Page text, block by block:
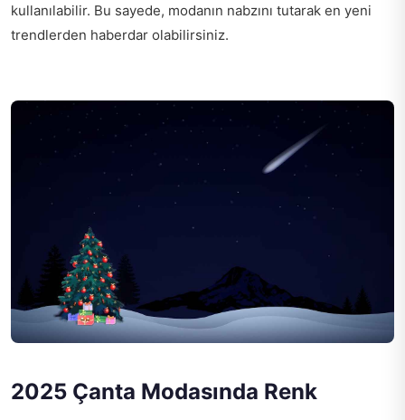
kullanılabilir. Bu sayede, modanın nabzını tutarak en yeni
trendlerden haberdar olabilirsiniz.
2025 Çanta Modasında Renk